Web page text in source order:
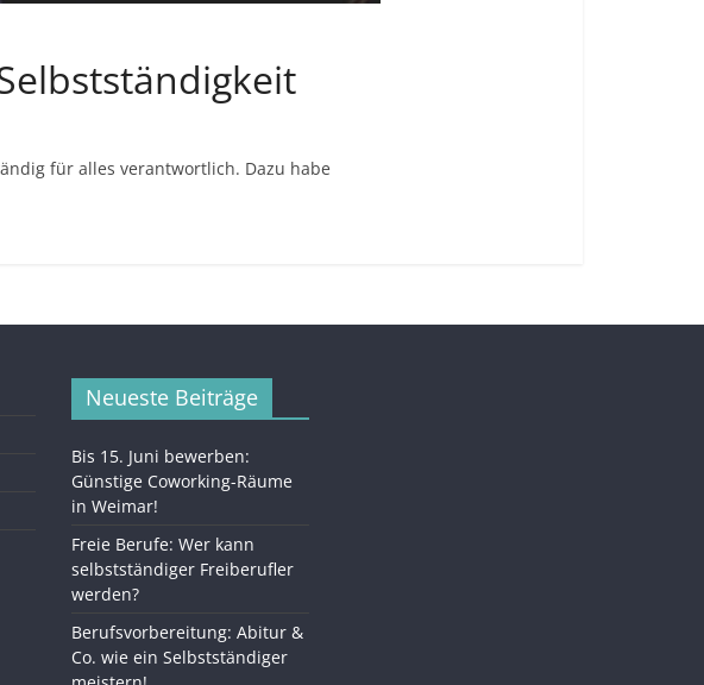
für alles verantwortlich. Dazu habe
Neueste Beiträge
Bis 15. Juni bewerben:
Günstige Coworking-Räume
in Weimar!
Freie Berufe: Wer kann
selbstständiger Freiberufler
werden?
Berufsvorbereitung: Abitur &
Co. wie ein Selbstständiger